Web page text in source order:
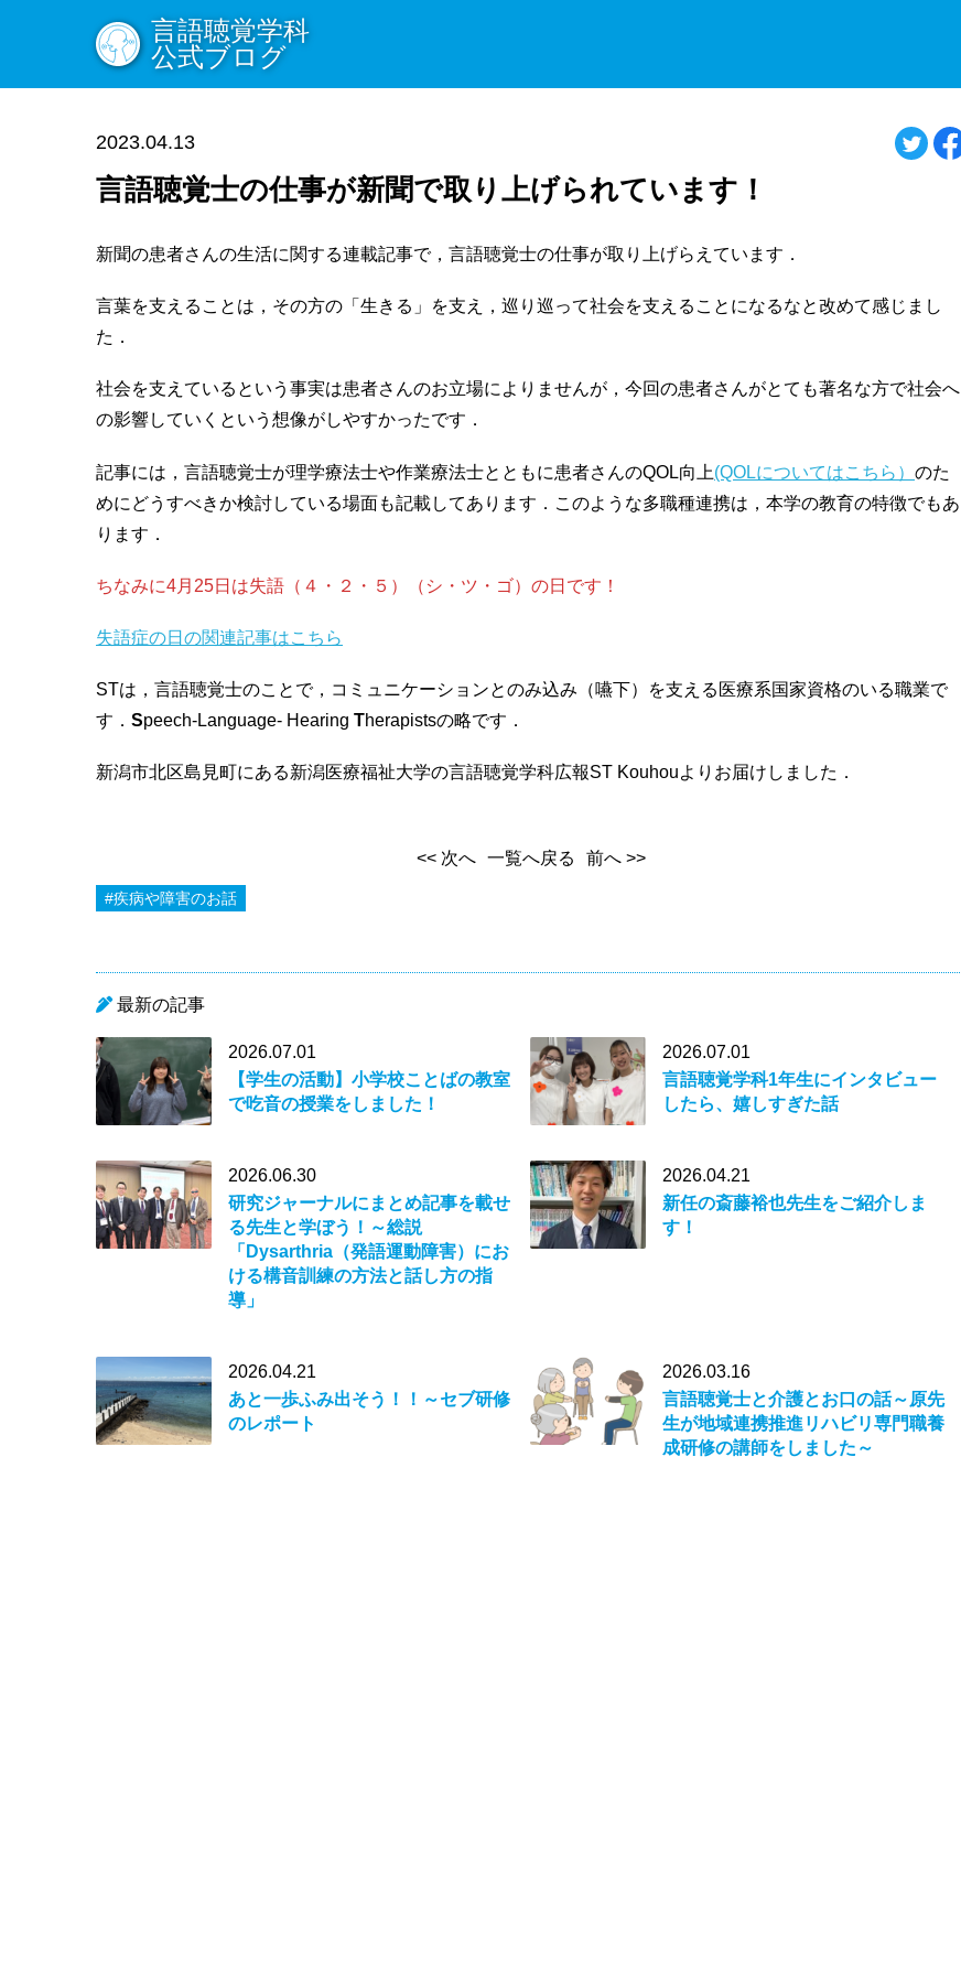
言語聴覚学科
公式ブログ
2023.04.13
言語聴覚士の仕事が新聞で取り上げられています！
新聞の患者さんの生活に関する連載記事で，言語聴覚士の仕事が取り上げらえています．
言葉を支えることは，その方の「生きる」を支え，巡り巡って社会を支えることになるなと改めて感じまし
た．
社会を支えているという事実は患者さんのお立場によりませんが，今回の患者さんがとても著名な方で社会へ
の影響していくという想像がしやすかったです．
記事には，言語聴覚士が理学療法士や作業療法士とともに患者さんのQOL向上(QOLについてはこちら） のた
めにどうすべきか検討している場面も記載してあります．このような多職種連携は，本学の教育の特徴でもあ
ります．
ちなみに4月25日は失語（４・２・５）（シ・ツ・ゴ）の日です！
失語症の日の関連記事はこちら
STは，言語聴覚士のことで，コミュニケーションとのみ込み（嚥下）を支える医療系国家資格のいる職業で
す． Speech-Language- Hearing Therapistsの略です．
新潟市北区島見町にある新潟医療福祉大学の言語聴覚学科広報ST Kouhouよりお届けしました．
<< 次へ 一覧へ戻る 前へ >>
#疾病や障害のお話
最新の記事
2026.07.01
【学生の活動】小学校ことばの教室
で吃音の授業をしました！
2026.07.01
言語聴覚学科1年生にインタビュー
したら、嬉しすぎた話
2026.06.30
研究ジャーナルにまとめ記事を載せ
る先生と学ぼう！～総説
「Dysarthria（発語運動障害）にお
ける構音訓練の方法と話し方の指
導」
2026.04.21
新任の斎藤裕也先生をご紹介しま
す！
2026.04.21
あと一歩ふみ出そう！！～セブ研修
のレポート
2026.03.16
言語聴覚士と介護とお口の話～原先
生が地域連携推進リハビリ専門職養
成研修の講師をしました～